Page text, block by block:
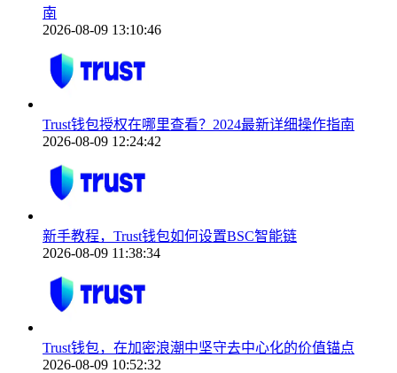
南
2026-08-09 13:10:46
Trust钱包授权在哪里查看？2024最新详细操作指南
2026-08-09 12:24:42
新手教程，Trust钱包如何设置BSC智能链
2026-08-09 11:38:34
Trust钱包，在加密浪潮中坚守去中心化的价值锚点
2026-08-09 10:52:32